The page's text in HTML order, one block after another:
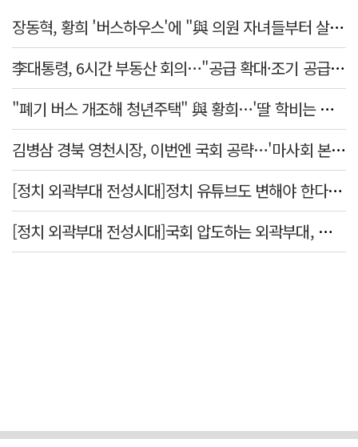
장동혁, 황희 '버스하우스'에 "與 의원 자녀들부터 살아보면 어떨까?"
李대통령, 6시간 부동산 회의…"공급 확대·조기 공급 과감히 실천"
"폐기 버스 개조해 청년주택" 與 황희…'딸 학비는 年 4200만원'
김병삼 경북 영천시장, 이번엔 국회 공략…'마사회 본사 이전·광역교통망 확충' 요청
[정치 외곽부대 전성시대]정치 유튜브도 변해야 한다 "화합과 존중"
[정치 외곽부대 전성시대]국회 압도하는 외곽부대, 목소리 왜 커지나?